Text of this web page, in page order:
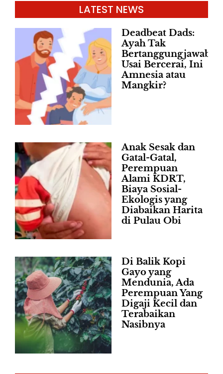
LATEST NEWS
Deadbeat Dads:
Ayah Tak
Bertanggungjawab
Usai Bercerai, Ini
Amnesia atau
Mangkir?
Anak Sesak dan
Gatal-Gatal,
Perempuan
Alami KDRT,
Biaya Sosial-
Ekologis yang
Diabaikan Harita
di Pulau Obi
Di Balik Kopi
Gayo yang
Mendunia, Ada
Perempuan Yang
Digaji Kecil dan
Terabaikan
Nasibnya